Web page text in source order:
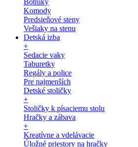
Botníky
Komody
Predsieňové steny
Vešiaky na stenu
Detská izba
+
Sedacie vaky
Taburetky
Regály a police
Pre najmenších
Detské stoličky
+
Stoličky k písaciemu stolu
Hračky a zábava
+
Kreatívne a vdelávacie
Úložné priestory na hračky